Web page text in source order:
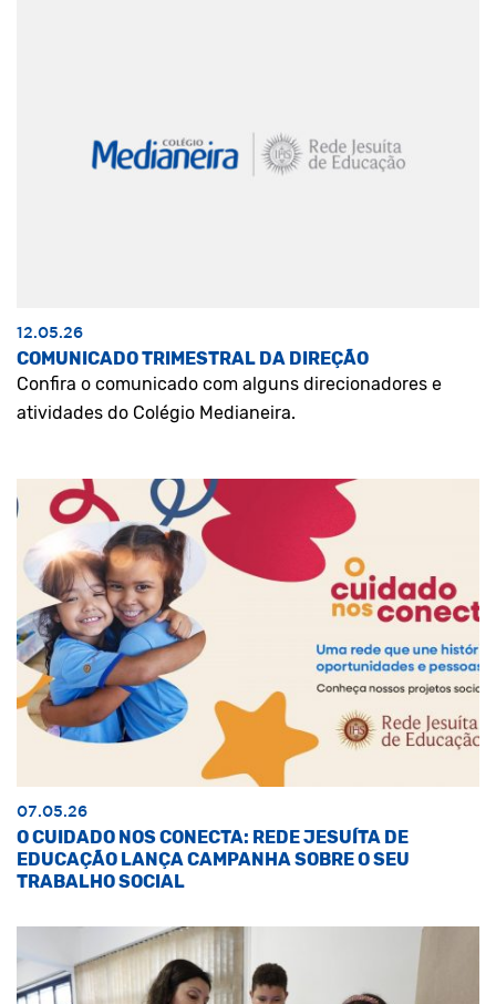
12.05.26
COMUNICADO TRIMESTRAL DA DIREÇÃO
Confira o comunicado com alguns direcionadores e
atividades do Colégio Medianeira.
07.05.26
O CUIDADO NOS CONECTA: REDE JESUÍTA DE
EDUCAÇÃO LANÇA CAMPANHA SOBRE O SEU
TRABALHO SOCIAL